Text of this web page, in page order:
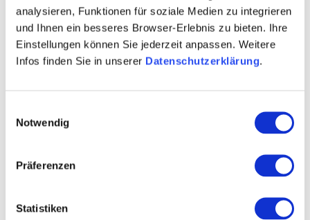
analysieren, Funktionen für soziale Medien zu integrieren
und Ihnen ein besseres Browser-Erlebnis zu bieten. Ihre
Einstellungen können Sie jederzeit anpassen. Weitere
Infos finden Sie in unserer Datenschutzerklärung.
Notwendig
Präferenzen
Statistiken
ideaal voor het bijzondere moment.